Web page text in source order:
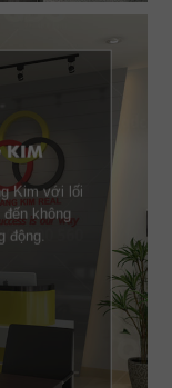
KIM
Kim với lối
không
động.